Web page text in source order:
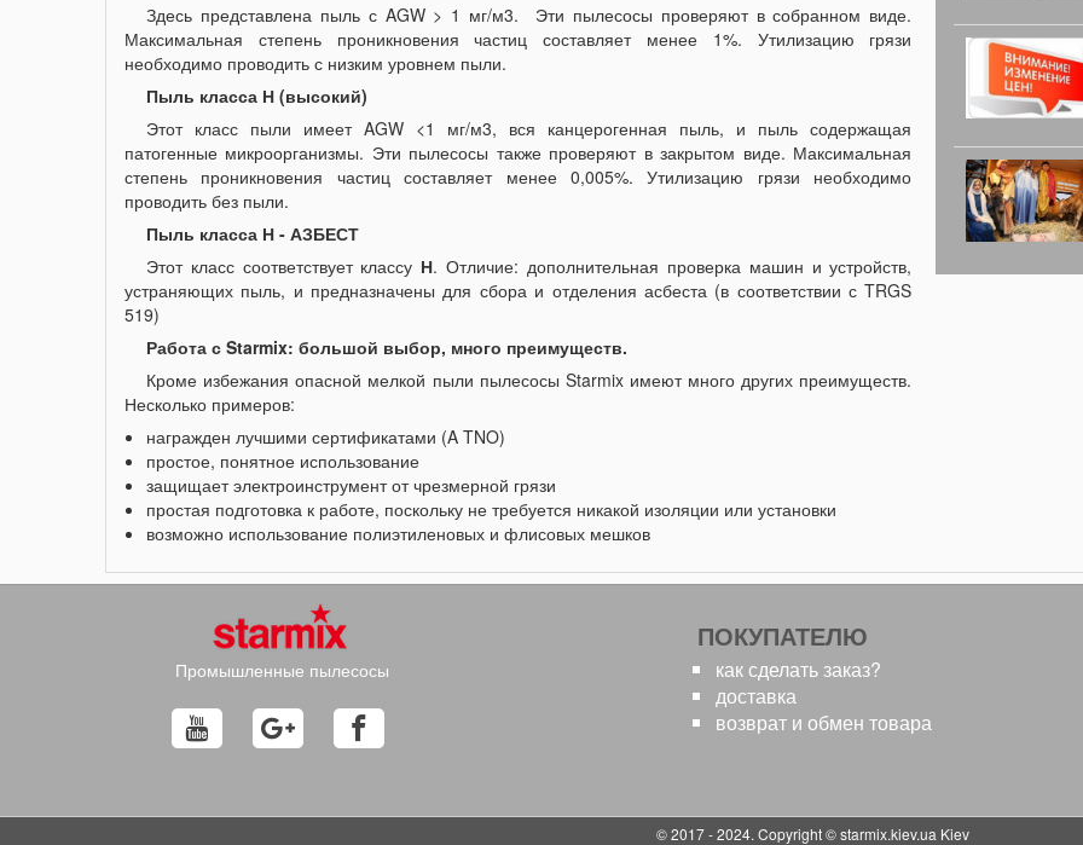
Здесь представлена пыль с AGW > 1 мг/м3. Эти пылесосы проверяют в собранном виде.
Максимальная степень проникновения частиц составляет менее 1%. Утилизацию грязи
необходимо проводить с низким уровнем пыли.
Пыль класса Н (высокий)
Этот класс пыли имеет AGW <1 мг/м3, вся канцерогенная пыль, и пыль содержащая
патогенные микроорганизмы. Эти пылесосы также проверяют в закрытом виде. Максимальная
степень проникновения частиц составляет менее 0,005%. Утилизацию грязи необходимо
проводить без пыли.
Пыль класса Н - АЗБЕСТ
Этот класс соответствует классу Н. Отличие: дополнительная проверка машин и устройств,
устраняющих пыль, и предназначены для сбора и отделения асбеста (в соответствии с TRGS
519)
Работа с Starmix: большой выбор, много преимуществ.
Кроме избежания опасной мелкой пыли пылесосы Starmix имеют много других преимуществ.
Несколько примеров:
награжден лучшими сертификатами (A TNO)
простое, понятное использование
защищает электроинструмент от чрезмерной грязи
простая подготовка к работе, поскольку не требуется никакой изоляции или установки
возможно использование полиэтиленовых и флисовых мешков
Промышленные пылесосы
ПОКУПАТЕЛЮ
как сделать заказ?
доставка
возврат и обмен товара
© 2017 - 2024. Copyright © starmix.kiev.ua Kiev